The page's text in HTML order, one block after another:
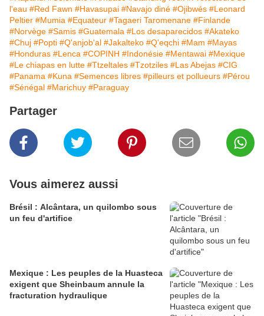
l'eau #Red Fawn #Havasupai #Navajo diné #Ojibwés #Leonard
Peltier #Mumia #Equateur #Tagaeri Taromenane #Finlande
#Norvège #Samis #Guatemala #Los desaparecidos #Akateko
#Chuj #Popti #Q'anjob'al #Jakalteko #Q'eqchi #Mam #Mayas
#Honduras #Lenca #COPINH #Indonésie #Mentawai #Mexique
#Le chiapas en lutte #Ttzeltales #Tzotziles #Las Abejas #CIG
#Panama #Kuna #Semences libres #pilleurs et pollueurs #Pérou
#Sénégal #Marichuy #Paraguay
Partager
Vous aimerez aussi
Brésil : Alcântara, un quilombo sous
un feu d'artifice
Mexique : Les peuples de la Huasteca
exigent que Sheinbaum annule la
fracturation hydraulique